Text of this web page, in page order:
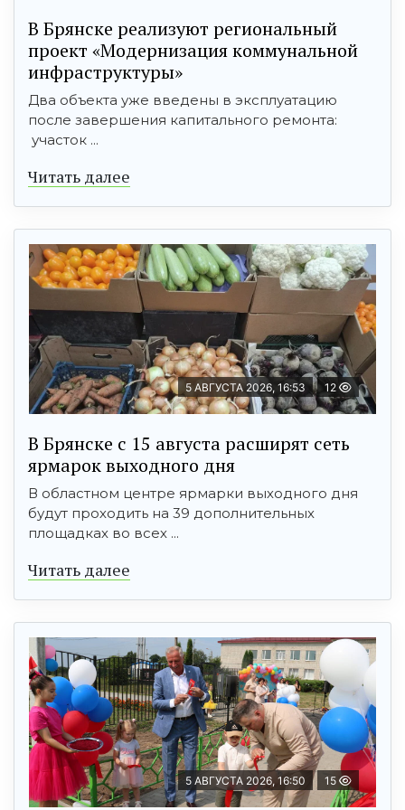
В Брянске реализуют региональный
проект «Модернизация коммунальной
инфраструктуры»
Два объекта уже введены в эксплуатацию
после завершения капитального ремонта:
участок ...
Читать далее
5 АВГУСТА 2026, 16:53 12
В Брянске с 15 августа расширят сеть
ярмарок выходного дня
В областном центре ярмарки выходного дня
будут проходить на 39 дополнительных
площадках во всех ...
Читать далее
5 АВГУСТА 2026, 16:50 15